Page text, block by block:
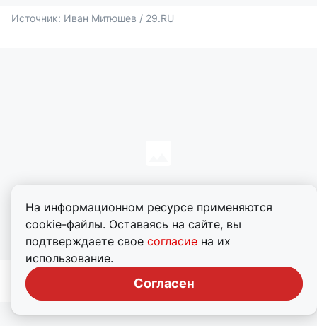
На информационном ресурсе применяются
cookie-файлы. Оставаясь на сайте, вы
подтверждаете свое согласие на их
использование.
Согласен
Источник: Иван Митюшев / 29.RU
Источник: